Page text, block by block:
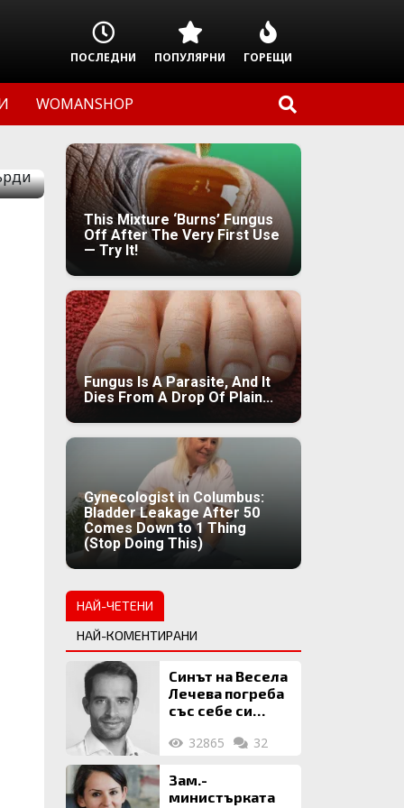
ПОСЛЕДНИ ПОПУЛЯРНИ ГОРЕЩИ
WOMANSHOP
This Mixture ‘Burns’ Fungus
Off After The Very First Use
— Try It!
Fungus Is A Parasite, And It
Dies From A Drop Of Plain...
Gynecologist in Columbus:
Bladder Leakage After 50
Comes Down to 1 Thing
(Stop Doing This)
НАЙ-ЧЕТЕНИ
НАЙ-КОМЕНТИРАНИ
Синът на Весела
Лечева погреба
със себе си
млн. евро
32865 32
Зам.-
министърката